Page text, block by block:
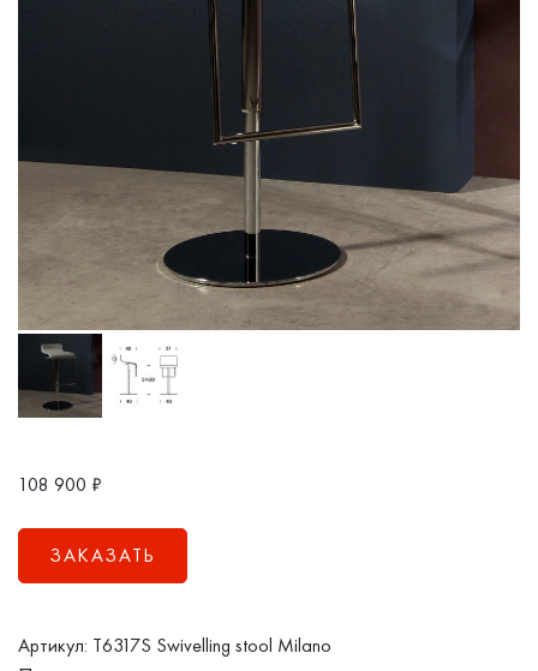
108 900 ₽
ЗАКАЗАТЬ
Артикул: T6317S Swivelling stool Milano